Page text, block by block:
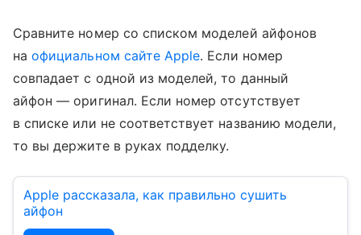
Сравните номер со списком моделей айфонов
наофициальном сайте Apple. Если номер
совпадает с одной из моделей, то данный
айфон — оригинал. Если номер отсутствует
в списке или не соответствует названию модели,
то вы держите в руках подделку.
Apple рассказала, как правильно сушить
айфон